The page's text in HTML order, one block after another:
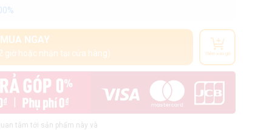
MUA NGAY
giờ hoặc nhận tại cửa hàng) Thêm vào giỏ
tâm tới sản phẩm này và